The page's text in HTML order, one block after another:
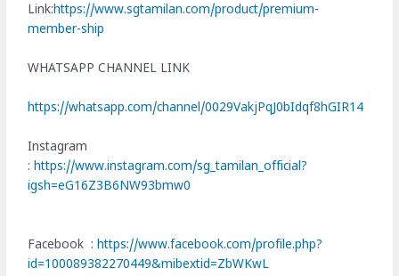
Link:https://www.sgtamilan.com/product/premium-
member-ship
WHATSAPP CHANNEL LINK
https://whatsapp.com/channel/0029VakjPqJ0bIdqf8hGIR14
Instagram
:https://www.instagram.com/sg_tamilan_official?
igsh=eG16Z3B6NW93bmw0
Facebook :https://www.facebook.com/profile.php?
id=100089382270449&mibextid=ZbWKwL